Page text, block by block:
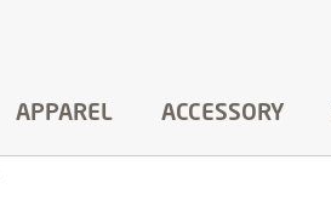
APPAREL ACCESSORY